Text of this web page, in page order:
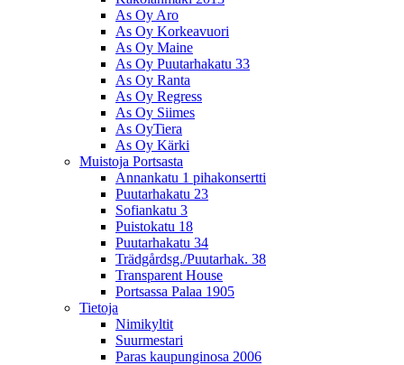
As Oy Aro
As Oy Korkeavuori
As Oy Maine
As Oy Puutarhakatu 33
As Oy Ranta
As Oy Regress
As Oy Siimes
As OyTiera
As Oy Kärki
Muistoja Portsasta
Annankatu 1 pihakonsertti
Puutarhakatu 23
Sofiankatu 3
Puistokatu 18
Puutarhakatu 34
Trädgårdsg./Puutarhak. 38
Transparent House
Portsassa Palaa 1905
Tietoja
Nimikyltit
Suurmestari
Paras kaupunginosa 2006